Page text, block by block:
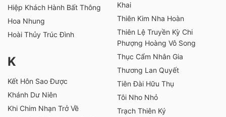
Hiệp Khách Hành Bất Thông
Hoa Nhung
Hoài Thủy Trúc Đình
K
Kết Hôn Sao Được
Khánh Dư Niên
Khi Chim Nhạn Trở Về
Khai
Thiên Kim Nha Hoàn
Thiên Lệ Truyền Kỳ Chi
Phượng Hoàng Vô Song
Thục Cẩm Nhân Gia
Thương Lan Quyết
Tiên Đài Hữu Thụ
Tôi Nho Nhỏ
Trạch Thiên Ký